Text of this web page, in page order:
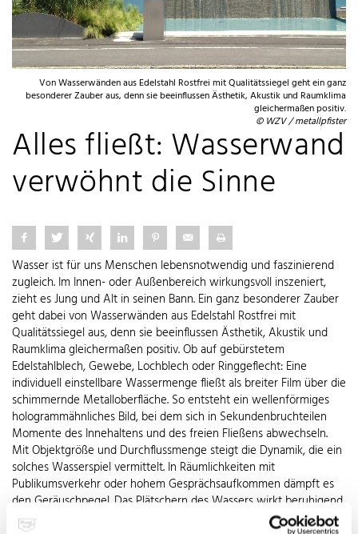
Von Wasserwänden aus Edelstahl Rostfrei mit Qualitätssiegel geht ein ganz
besonderer Zauber aus, denn sie beeinflussen Ästhetik, Akustik und Raumklima
gleichermaßen positiv.
© WZV / metallpfister
Alles fließt: Wasserwand
verwöhnt die Sinne
Wasser ist für uns Menschen lebensnotwendig und faszinierend
zugleich. Im Innen- oder Außenbereich wirkungsvoll inszeniert,
zieht es Jung und Alt in seinen Bann. Ein ganz besonderer Zauber
geht dabei von Wasserwänden aus Edelstahl Rostfrei mit
Qualitätssiegel aus, denn sie beeinflussen Ästhetik, Akustik und
Raumklima gleichermaßen positiv. Ob auf gebürstetem
Edelstahlblech, Gewebe, Lochblech oder Ringgeflecht: Eine
individuell einstellbare Wassermenge fließt als breiter Film über die
schimmernde Metalloberfläche. So entsteht ein wellenförmiges
hologrammähnliches Bild, bei dem sich in Sekundenbruchteilen
Momente des Innehaltens und des freien Fließens abwechseln.
Mit Objektgröße und Durchflussmenge steigt die Dynamik, die ein
solches Wasserspiel vermittelt. In Räumlichkeiten mit
Publikumsverkehr oder hohem Gesprächsaufkommen dämpft es
den Geräuschpegel. Das Plätschern des Wassers wirkt beruhigend
auf die Atmosphäre und schafft eine angenehm diskrete Akustik.